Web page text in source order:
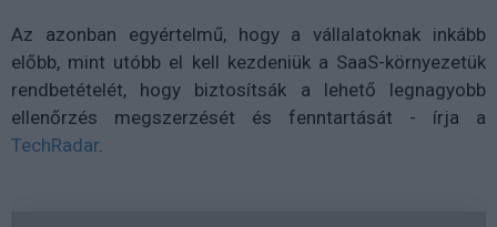
Az azonban egyértelmű, hogy a vállalatoknak inkább
előbb, mint utóbb el kell kezdeniük a SaaS-környezetük
rendbetételét, hogy biztosítsák a lehető legnagyobb
ellenőrzés megszerzését és fenntartását - írja a
TechRadar